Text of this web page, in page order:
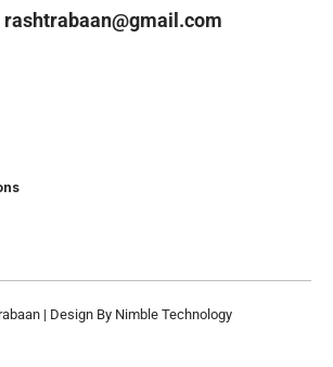
rashtrabaan@gmail.com
| Design By Nimble Technology